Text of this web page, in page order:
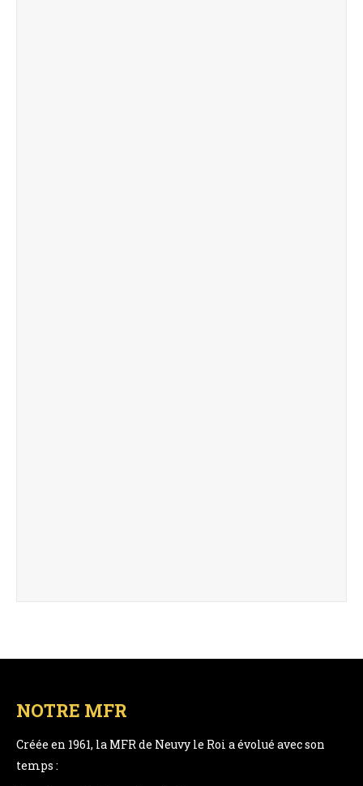
NOTRE MFR
Créée en 1961, la MFR de Neuvy le Roi a évolué avec son
temps :